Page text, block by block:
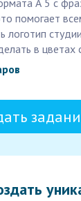
А 5 с
помогает
логотип
в цветах